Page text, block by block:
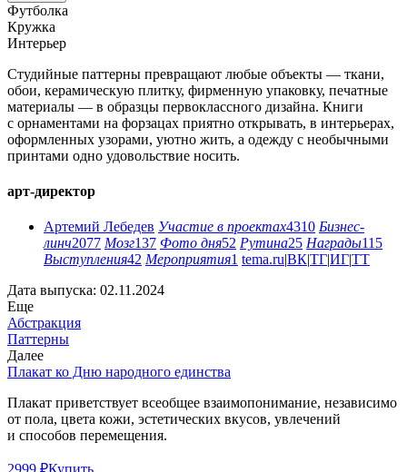
Футболка
Кружка
Интерьер
Студийные паттерны превращают любые объекты — ткани,
обои, керамическую плитку, фирменную упаковку, печатные
материалы — в образцы первоклассного дизайна. Книги
с орнаментами на форзацах приятно открывать, в интерьерах,
оформленных узорами, уютно жить, а одежду с необычными
принтами одно удовольствие носить.
арт-директор
Артемий Лебедев Участие в проектах4310 Бизнес-
линч2077 Мозг137 Фото дня52 Рутина25 Награды115
Выступления42 Мероприятия1 tema.ru|ВК|ТГ|ИГ|ТТ
Дата выпуска: 02.11.2024
Еще
Абстракция
Паттерны
Далее
Плакат ко Дню народного единства
Плакат приветствует всеобщее взаимопонимание, независимо
от пола, цвета кожи, эстетических вкусов, увлечений
и способов перемещения.